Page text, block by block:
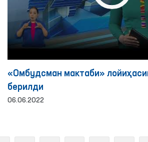
«Омбудсман мактаби»
берилди
06.06.2022